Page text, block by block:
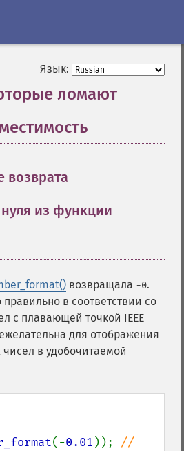
Язык:
ломают
возврата
из функции
возвращала -0.
в соответствии со
с плавающей точкой IEEE
для отображения
в удобочитаемой
(-0.01 )); //